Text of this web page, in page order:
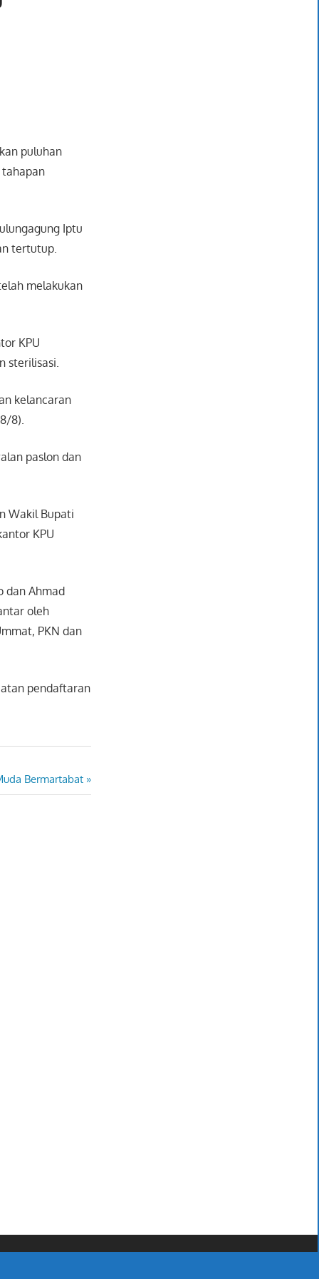
puluhan
tahapan
Iptu
tertutup.
melakukan
KPU
sterilisasi.
kelancaran
8).
paslon dan
Wakil Bupati
KPU
dan Ahmad
oleh
PKN dan
pendaftaran
Bermartabat